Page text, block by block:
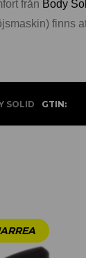
från Body
finns
SOLID GTIN: